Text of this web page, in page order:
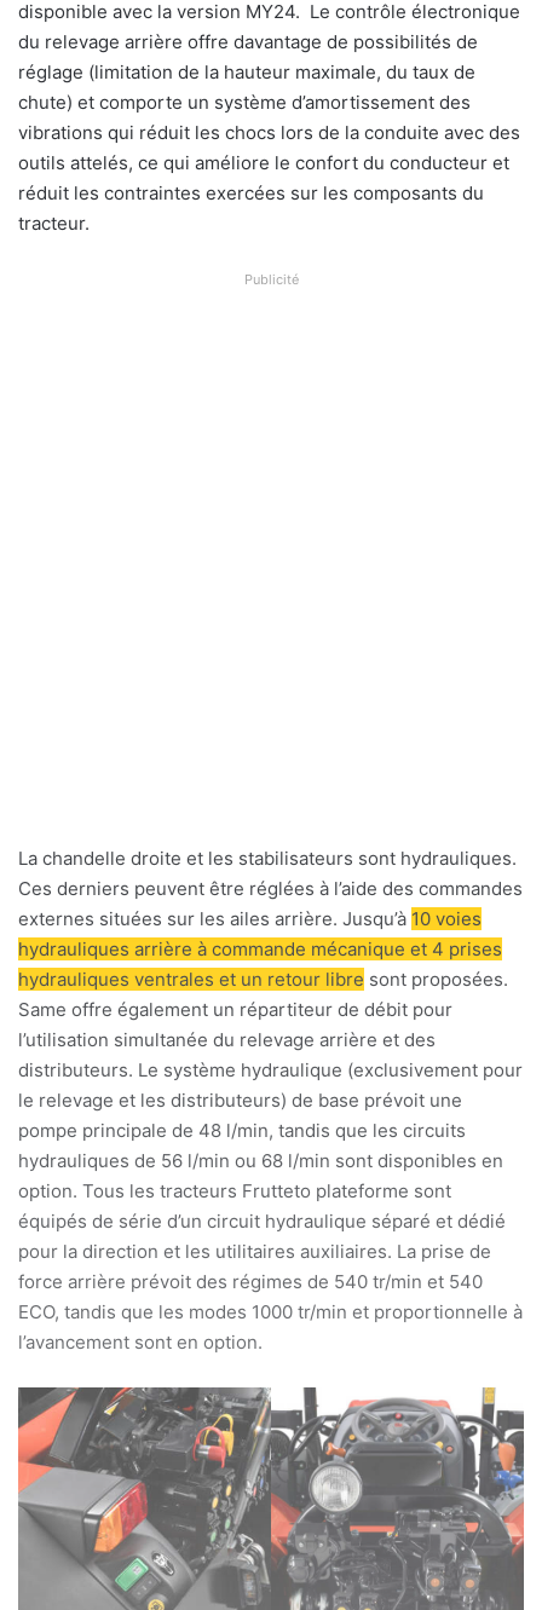
disponible avec la version MY24. Le contrôle électronique
du relevage arrière offre davantage de possibilités de
réglage (limitation de la hauteur maximale, du taux de
chute) et comporte un système d’amortissement des
vibrations qui réduit les chocs lors de la conduite avec des
outils attelés, ce qui améliore le confort du conducteur et
réduit les contraintes exercées sur les composants du
tracteur.
Publicité
La chandelle droite et les stabilisateurs sont hydrauliques.
Ces derniers peuvent être réglées à l’aide des commandes
externes situées sur les ailes arrière. Jusqu’à 10 voies
hydrauliques arrière à commande mécanique et 4 prises
hydrauliques ventrales et un retour libre sont proposées.
Same offre également un répartiteur de débit pour
l’utilisation simultanée du relevage arrière et des
distributeurs. Le système hydraulique (exclusivement pour
le relevage et les distributeurs) de base prévoit une
pompe principale de 48 l/min, tandis que les circuits
hydrauliques de 56 l/min ou 68 l/min sont disponibles en
option. Tous les tracteurs Frutteto plateforme sont
équipés de série d’un circuit hydraulique séparé et dédié
pour la direction et les utilitaires auxiliaires. La prise de
force arrière prévoit des régimes de 540 tr/min et 540
ECO, tandis que les modes 1000 tr/min et proportionnelle à
l’avancement sont en option.